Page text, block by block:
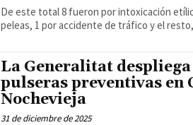
De este total 8 fueron por intoxicación
peleas, 1 por accidente de tráfico y el
La Generalitat
pulseras preventivas en
Nochevieja
31 de diciembre de 2025